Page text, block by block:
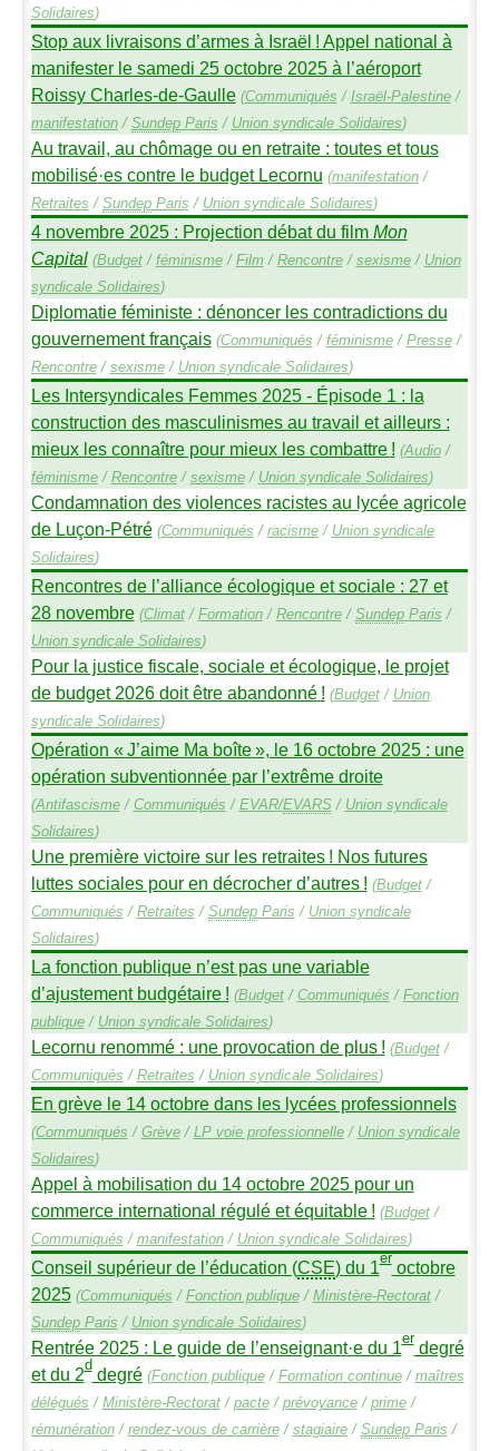
Solidaires)
Stop aux livraisons d’armes à Israël ! Appel national à
manifester le samedi 25 octobre 2025 à l’aéroport
Roissy Charles-de-Gaulle (Communiqués / Israël-Palestine/
manifestation/ SundepParis / Union syndicale Solidaires)
Au travail, au chômage ou en retraite : toutes et tous
mobilisé·es contre le budget Lecornu (manifestation/
Retraites / SundepParis / Union syndicale Solidaires)
4 novembre 2025 : Projection débat du film Mon
Capital (Budget/ féminisme/ Film / Rencontre/ sexisme/ Union
syndicale Solidaires)
Diplomatie féministe : dénoncer les contradictions du
gouvernement français (Communiqués / féminisme/ Presse/
Rencontre/ sexisme/ Union syndicale Solidaires)
Les Intersyndicales Femmes 2025 - Épisode 1 : la
construction des masculinismes au travail et ailleurs :
mieux les connaître pour mieux les combattre ! (Audio/
féminisme/ Rencontre/ sexisme/ Union syndicale Solidaires)
Condamnation des violences racistes au lycée agricole
de Luçon-Pétré (Communiqués / racisme/ Union syndicale
Solidaires)
Rencontres de l’alliance écologique et sociale : 27 et
28 novembre (Climat/ Formation/ Rencontre/ SundepParis /
Union syndicale Solidaires)
Pour la justice fiscale, sociale et écologique, le projet
de budget 2026 doit être abandonné ! (Budget/ Union
syndicale Solidaires)
Opération « J’aime Ma boîte», le 16 octobre 2025 : une
opération subventionnée par l’extrême droite
(Antifascisme/ Communiqués / EVAR/EVARS/ Union syndicale
Solidaires)
Une première victoire sur les retraites ! Nos futures
luttes sociales pour en décrocher d’autres ! (Budget/
Communiqués / Retraites / SundepParis / Union syndicale
Solidaires)
La fonction publique n’est pas une variable
d’ajustement budgétaire ! (Budget/ Communiqués / Fonction
publique/ Union syndicale Solidaires)
Lecornu renommé : une provocation de plus ! (Budget/
Communiqués / Retraites / Union syndicale Solidaires)
En grève le 14 octobre dans les lycées professionnels
(Communiqués / Grève/ LPvoie professionnelle/ Union syndicale
Solidaires)
Appel à mobilisation du 14 octobre 2025 pour un
commerce international régulé et équitable ! (Budget/
Communiqués / manifestation/ Union syndicale Solidaires)
Conseil supérieur de l’éducation (CSE) du 1eroctobre
2025 (Communiqués / Fonction publique/ Ministère-Rectorat/
SundepParis / Union syndicale Solidaires)
Rentrée 2025 : Le guide de l’enseignant·e du 1erdegré
et du 2ddegré (Fonction publique/ Formation continue/ maîtres
délégués / Ministère-Rectorat/ pacte/ prévoyance/ prime/
rémunération/ rendez-vous de carrière/ stagiaire/ SundepParis /